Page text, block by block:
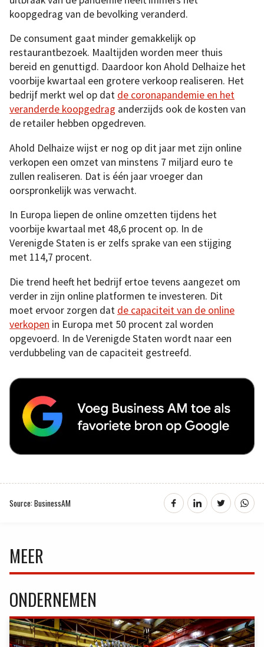
koopgedrag van de bevolking veranderd.
De consument gaat minder gemakkelijk op
restaurantbezoek. Maaltijden worden meer thuis
bereid en genuttigd. Daardoor kon Ahold Delhaize het
voorbije kwartaal een grotere verkoop realiseren. Het
bedrijf merkt wel op dat de coronapandemie en het
veranderde koopgedrag anderzijds ook de kosten van
de retailer hebben opgedreven.
Ahold Delhaize wijst er nog op dit jaar met zijn online
verkopen een omzet van minstens 7 miljard euro te
zullen realiseren. Dat is één jaar vroeger dan
oorspronkelijk was verwacht.
In Europa liepen de online omzetten tijdens het
voorbije kwartaal met 48,6 procent op. In de
Verenigde Staten is er zelfs sprake van een stijging
met 114,7 procent.
Die trend heeft het bedrijf ertoe tevens aangezet om
verder in zijn online platformen te investeren. Dit
moet ervoor zorgen dat de capaciteit van de online
verkopen in Europa met 50 procent zal worden
opgevoerd. In de Verenigde Staten wordt naar een
verdubbeling van de capaciteit gestreefd.
Source: BusinessAM
MEER
ONDERNEMEN